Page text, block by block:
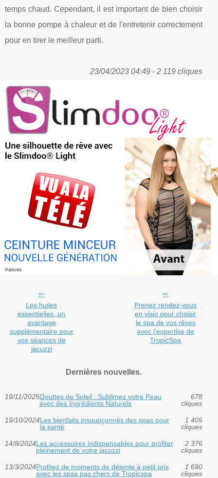
temps chaud. Cependant, il est important de bien choisir
la bonne pompe à chaleur et de l'entretenir correctement
pour en tirer le meilleur parti.
23/04/2023 04:49 - 2 119 cliques
Les huiles
essentielles, un
avantage
supplémentaire pour
vos séances de
jacuzzi
Prenez rendez-vous
en visio pour choisir
le spa de vos rêves
avec l'expertise de
TropicSpa
Dernières nouvelles.
19/11/2025Gouttes de Soleil : Sublimez votre Peau
avec des Ingrédients Naturels
678
cliques
19/10/2024Les bienfaits insoupçonnés des spas pour
la santé
1 405
cliques
14/8/2024Les accessoires indispensables pour profiter
pleinement de votre jacuzzi
2 376
cliques
13/3/2024Profitez de moments de détente à petit prix
avec les spas pas chers de Tropicspa
1 690
cliques